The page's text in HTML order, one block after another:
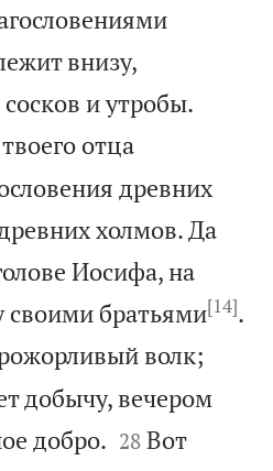
внизу,
и утробы.
отца
древних
древних холмов. Да
Иосифа, на
своими братьями[14].
волк;
добычу, вечером
добро. 

28 Вот